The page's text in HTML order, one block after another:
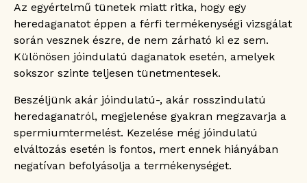
Az egyértelmű tünetek miatt ritka, hogy egy
heredaganatot éppen a férfi termékenységi vizsgálat
során vesznek észre, de nem zárható ki ez sem.
Különösen jóindulatú daganatok esetén, amelyek
sokszor szinte teljesen tünetmentesek.
Beszéljünk akár jóindulatú-, akár rosszindulatú
heredaganatról, megjelenése gyakran megzavarja a
spermiumtermelést. Kezelése még jóindulatú
elváltozás esetén is fontos, mert ennek hiányában
negatívan befolyásolja a termékenységet.